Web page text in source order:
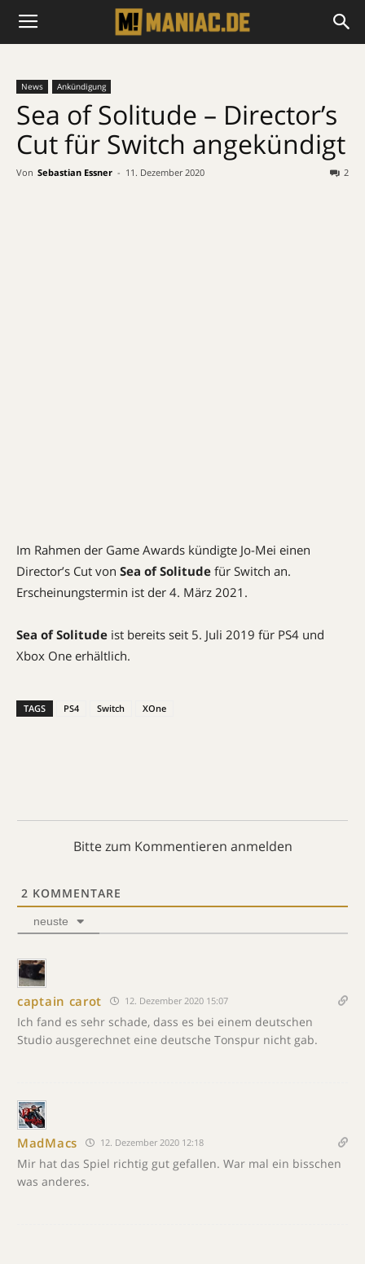
News Ankündigung
Sea of Solitude – Director’s
Cut für Switch angekündigt
Von Sebastian Essner - 11. Dezember 2020 2
Im Rahmen der Game Awards kündigte Jo-Mei einen
Director’s Cut von Sea of Solitude für Switch an.
Erscheinungstermin ist der 4. März 2021.
Sea of Solitude ist bereits seit 5. Juli 2019 für PS4 und
Xbox One erhältlich.
TAGS PS4 Switch XOne
Bitte zum Kommentieren anmelden
2 KOMMENTARE
neuste
captain carot 12. Dezember 2020 15:07
Ich fand es sehr schade, dass es bei einem deutschen
Studio ausgerechnet eine deutsche Tonspur nicht gab.
MadMacs 12. Dezember 2020 12:18
Mir hat das Spiel richtig gut gefallen. War mal ein bisschen
was anderes.